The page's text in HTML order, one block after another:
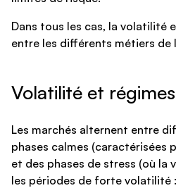
Dans tous les cas, la volatilité
entre les différents métiers de
Volatilité et
Les marchés alternent entre
phases calmes (caractérisées
et des phases de stress (où la
les périodes de forte volatilité :